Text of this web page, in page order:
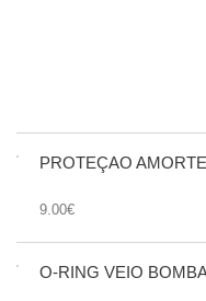
PROTEÇÃO
9.00€
O-RING VEIO